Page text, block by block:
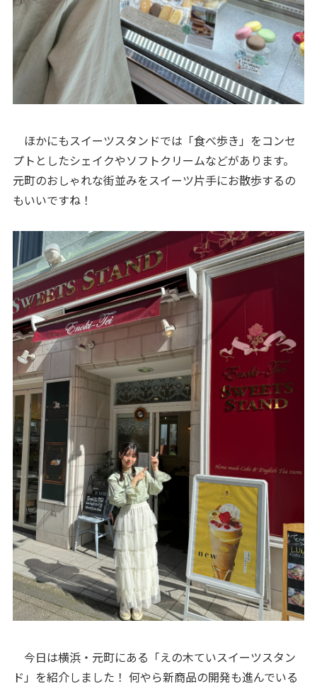
ほかにもスイーツスタンドでは「食べ歩き」をコンセ
プトとしたシェイクやソフトクリームなどがあります。
元町のおしゃれな街並みをスイーツ片手にお散歩するの
もいいですね！
今日は横浜・元町にある「えの木ていスイーツスタン
ド」を紹介しました！ 何やら新商品の開発も進んでいる